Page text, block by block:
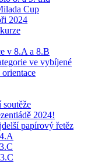
Cup
2024
v 8.A a 8.B
ve vybíjené
2024!
papírový řetěz